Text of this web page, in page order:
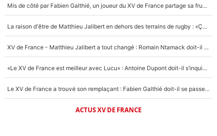
Mis de côté par Fabien Galthié, un joueur du XV de France partage sa frustration : «ils ne me l’ont pas dit tout de suite»
La raison d'être de Matthieu Jalibert en dehors des terrains de rugby : «Ça m'atteint autant que si tu touches à un membre de ma famille»
XV de France - Matthieu Jalibert a tout changé : Romain Ntamack doit-il s’inquiéter pour sa place à un an de la Coupe du monde ?
«Le XV de France est meilleur avec Lucu» : Antoine Dupont doit-il s’inquiéter pour sa place ?
Le XV de France a trouvé son remplaçant : Fabien Galthié doit-il se passer d'Antoine Dupont ?
ACTUS XV DE FRANCE